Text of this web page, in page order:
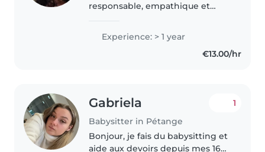
responsable, empathique et
d'expérience en garde d'enfants.
Je m'occupe avec plaisir des
tout-petits, des enfants d'âge
Experience: > 1 year
€13.00/hr
Gabriela
Babysitter in Pétange
1
Bonjour, je fais du babysitting et
aide aux devoirs depuis mes 16